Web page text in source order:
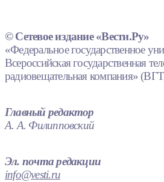
© Сетевое издание «Вести.Ру»
«Федеральное государственное
Всероссийская государственная
радиовещательная компания»
Главный редактор
А. А. Филипповский
Эл. почта редакции
info@vesti.ru